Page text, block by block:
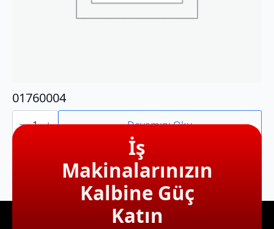
01760004
01760004
adet Devamını Oku
İş
Makinalarınızın
Kalbine Güç
Katın